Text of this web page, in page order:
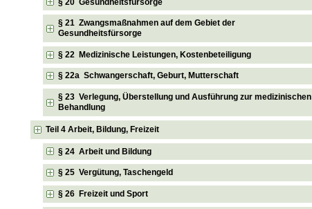
§ 21 Zwangsmaßnahmen auf dem Gebiet der
Gesundheitsfürsorge
§ 22 Medizinische Leistungen, Kostenbeteiligung
§ 22a Schwangerschaft, Geburt, Mutterschaft
§ 23 Verlegung, Überstellung und Ausführung zur medizinischen
Behandlung
Teil 4 Arbeit, Bildung, Freizeit
§ 24 Arbeit und Bildung
§ 25 Vergütung, Taschengeld
§ 26 Freizeit und Sport